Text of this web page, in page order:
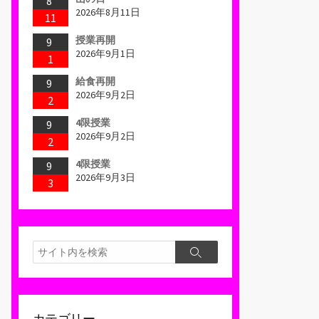
11
2026年8月11日
9
1
授業再開
2026年9月1日
9
2
給食再開
2026年9月2日
9
2
4限授業
2026年9月2日
9
3
4限授業
2026年9月3日
検
索
検